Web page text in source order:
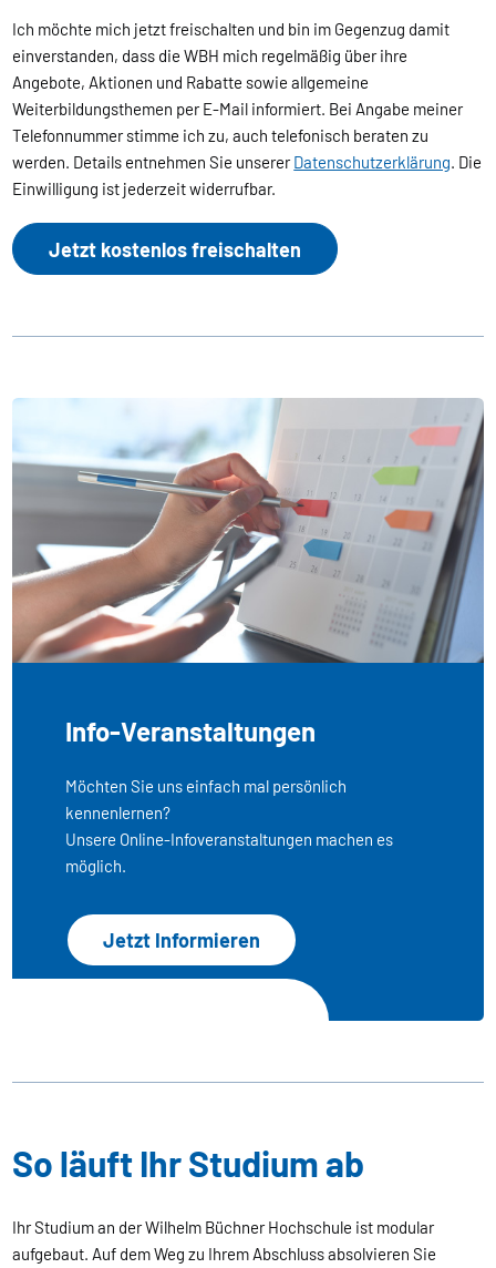
Ich möchte mich jetzt freischalten und bin im Gegenzug damit
einverstanden, dass die WBH mich regelmäßig über ihre
Angebote, Aktionen und Rabatte sowie allgemeine
Weiterbildungsthemen per E-Mail informiert. Bei Angabe meiner
Telefonnummer stimme ich zu, auch telefonisch beraten zu
werden. Details entnehmen Sie unsererDatenschutzerklärung. Die
Einwilligung ist jederzeit widerrufbar.
Jetzt kostenlos freischalten
Info-Veranstaltungen
Möchten Sie uns einfach mal persönlich
kennenlernen?
Unsere Online-Infoveranstaltungen machen es
möglich.
Jetzt Informieren
So läuft Ihr Studium ab
Ihr Studium an der Wilhelm Büchner Hochschule ist modular
aufgebaut. Auf dem Weg zu Ihrem Abschluss absolvieren Sie